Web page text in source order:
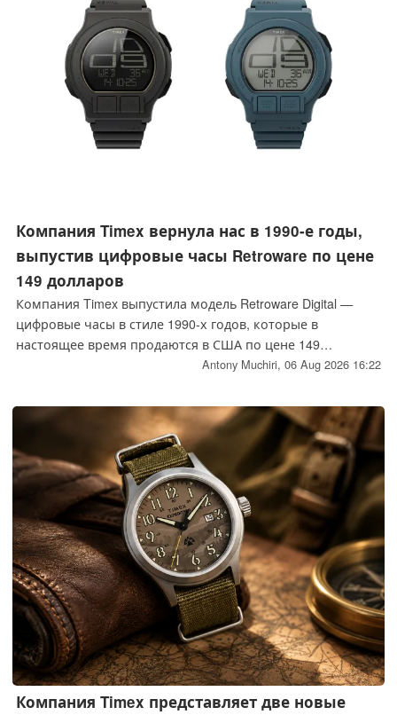
Компания Timex вернула нас в 1990-е годы,
выпустив цифровые часы Retroware по цене
149 долларов
Компания Timex выпустила модель Retroware Digital —
цифровые часы в стиле 1990-х годов, которые в
настоящее время продаются в США по цене 149
долларов. Часы поставляются в синем и серо-зелёном
подсветкой Indiglo и водонепроницаемостью до 50
метров. Часы оснащены стандартным кварцевым
механизмом без каких-либо «умных» функций — только
будильник, таймер и хронограф.
Antony Muchiri, 06 Aug 2026 16:22
Компания Timex представляет две новые